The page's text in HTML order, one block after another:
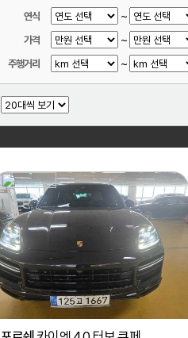
랜드로버
닛산
동풍소콘
람보르기니
렉서스
로버
968
마칸
박스
파나
연식 ~
가격 ~
주행거리 ~